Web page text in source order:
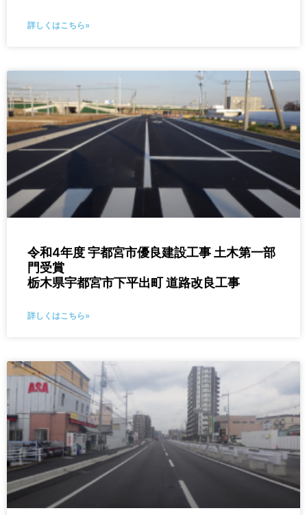
詳しくはこちら»
令和4年度 宇都宮市優良建設工事 土木第一部
門受賞
栃木県宇都宮市下平出町 道路改良工事
詳しくはこちら»